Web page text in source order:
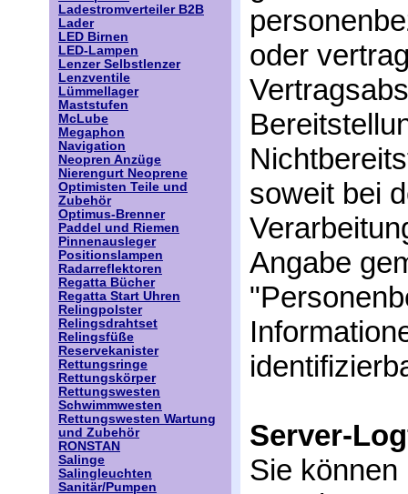
Ladestromverteiler B2B
Lader
LED Birnen
LED-Lampen
Lenzer Selbstlenzer
Lenzventile
Lümmellager
Maststufen
McLube
Megaphon
Navigation
Neopren Anzüge
Nierengurt Neoprene
Optimisten Teile und
Zubehör
Optimus-Brenner
Paddel und Riemen
Pinnenausleger
Positionslampen
Radarreflektoren
Regatta Bücher
Regatta Start Uhren
Relingpolster
Relingsdrahtset
Relingsfüße
Reservekanister
Rettungsringe
Rettungskörper
Rettungswesten
Schwimmwesten
Rettungswesten Wartung
und Zubehör
RONSTAN
Salinge
Salingleuchten
Sanitär/Pumpen
oder
soweit bei
Angabe
Server-
Sie